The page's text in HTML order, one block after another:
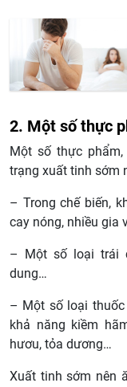
2. Một số thực
Một số thực
trạng xuất tinh sớm
– Trong chế biến,
cay nóng, nhiều gia
– Một số loại trái
dung…
– Một số loại
khả năng kiềm
hươu, tỏa dương…
Xuất tinh sớm nên